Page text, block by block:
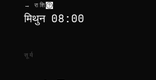
→ राशि
मिथुन 08:00
सूर्य